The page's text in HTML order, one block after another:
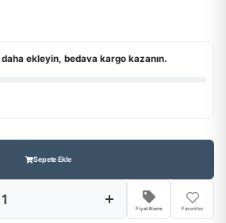
daha ekleyin, bedava kargo kazanın.
Sepete Ekle
Fiyat Alarmı Favoriler